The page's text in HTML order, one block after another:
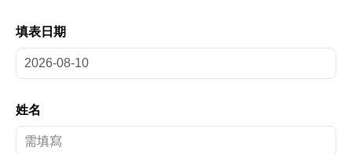
填表日期
姓名